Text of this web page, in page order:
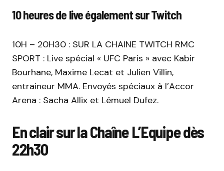
10 heures de live également sur Twitch
10H – 20H30 : SUR LA CHAINE TWITCH RMC
SPORT : Live spécial « UFC Paris » avec Kabir
Bourhane, Maxime Lecat et Julien Villin,
entraineur MMA. Envoyés spéciaux à l’Accor
Arena : Sacha Allix et Lémuel Dufez.
En clair sur la Chaîne L’Equipe dès
22h30